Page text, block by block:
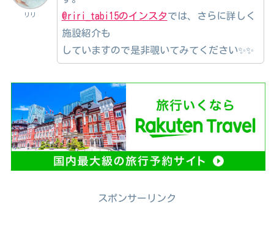
リリ
@riri_tabi15のインスタでは、さらに詳しく
施設紹介も
していますので是非覗いてみてください✨✨
スポンサーリンク